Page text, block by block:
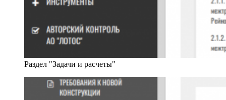
Раздел "Задачи и расчеты"